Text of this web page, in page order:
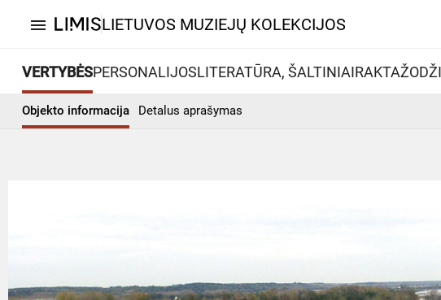
menu LIETUVOS MUZIEJŲ KOLEKCIJOS
VERTYBĖSPERSONALIJOSLITERATŪRA, ŠALTINIAI
Objekto informacija Detalus aprašymas